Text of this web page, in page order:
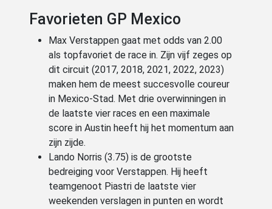
Favorieten GP Mexico
Max Verstappen gaat met odds van 2.00
als topfavoriet de race in. Zijn vijf zeges op
dit circuit (2017, 2018, 2021, 2022, 2023)
maken hem de meest succesvolle coureur
in Mexico-Stad. Met drie overwinningen in
de laatste vier races en een maximale
score in Austin heeft hij het momentum aan
zijn zijde.
Lando Norris (3.75) is de grootste
bedreiging voor Verstappen. Hij heeft
teamgenoot Piastri de laatste vier
weekenden verslagen in punten en wordt